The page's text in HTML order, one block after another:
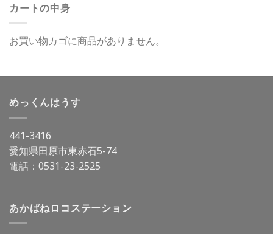
カートの中身
お買い物カゴに商品がありません。
めっくんはうす
441-3416
愛知県田原市東赤石5-74
電話： 0531-23-2525
あかばねロコステーション